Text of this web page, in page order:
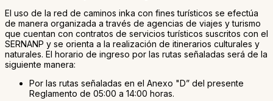
El uso de la red de caminos inka con fines turísticos se efectúa
de manera organizada a través de agencias de viajes y turismo
que cuentan con contratos de servicios turísticos suscritos con el
SERNANP y se orienta a la realización de itinerarios culturales y
naturales. El horario de ingreso por las rutas señaladas será de la
siguiente manera:
Por las rutas señaladas en el Anexo "D” del presente
Reglamento de 05:00 a 14:00 horas.